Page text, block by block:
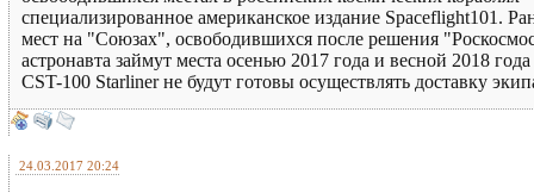
специализированное американское издание Spaceflight101.
мест на "Союзах", освободившихся после решения
астронавта займут места осенью 2017 года и весной 2018
CST-100 Starliner не будут готовы осуществлять доставку
24.03.2017 20:24